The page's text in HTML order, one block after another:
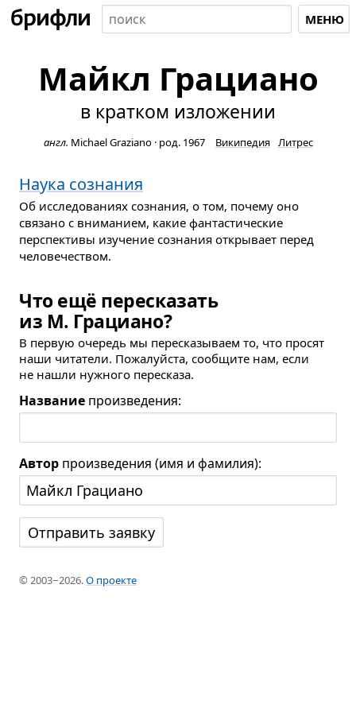
МЕНЮ
Майкл Грациано
в кратком изложении
англ. Michael Graziano· род. 1967 Википедия Литрес
Наука сознания
Об исследованиях сознания, о том, почему оно
связано с вниманием, какие фантастические
перспективы изучение сознания открывает перед
человечеством.
Что ещё пересказать
из М. Грациано?
В первую очередь мы пересказываем то, что просят
наши читатели. Пожалуйста, сообщите нам, если
не нашли нужного пересказа.
Название произведения:
Автор произведения (имя и фамилия):
© 2003−2026.О проекте